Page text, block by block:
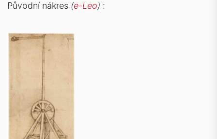
Původní nákres (e-Leo) :